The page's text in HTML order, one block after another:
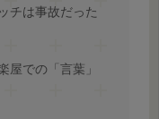
チは事故だった
屋での「言葉」